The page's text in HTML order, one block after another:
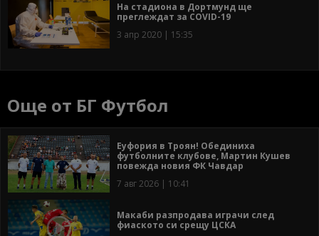
На стадиона в Дортмунд ще
преглеждат за COVID-19
3 апр 2020 | 15:35
Още от БГ Футбол
Еуфория в Троян! Обединиха
футболните клубове, Мартин Кушев
повежда новия ФК Чавдар
7 авг 2026 | 10:41
Макаби разпродава играчи след
фиаското си срещу ЦСКА